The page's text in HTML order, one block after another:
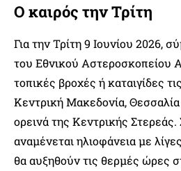
Ο καιρός την Τρίτη
Για την Τρίτη 9 Ιουνίου 2026,
του Εθνικού Αστεροσκοπείου
τοπικές βροχές ή καταιγίδες
Κεντρική Μακεδονία, Θεσσαλία
ορεινά της Κεντρικής
αναμένεται ηλιοφάνεια με
θα αυξηθούν τις θερμές ώρες